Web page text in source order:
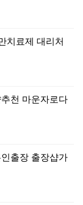
치료제 대리처
천 마운자로다
출장 출장샵가